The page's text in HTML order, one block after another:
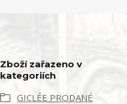
Zboží zařazeno v
kategoriích
GICLÉE PRODANÉ